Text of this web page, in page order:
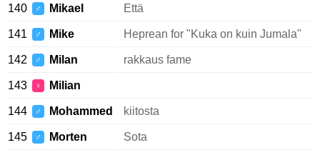
140 ♂ Mikael Että
141 ♂ Mike Heprean for "Kuka on kuin Jumala"
142 ♂ Milan rakkaus fame
143 ♀ Milian
144 ♂ Mohammed kiitosta
145 ♂ Morten Sota